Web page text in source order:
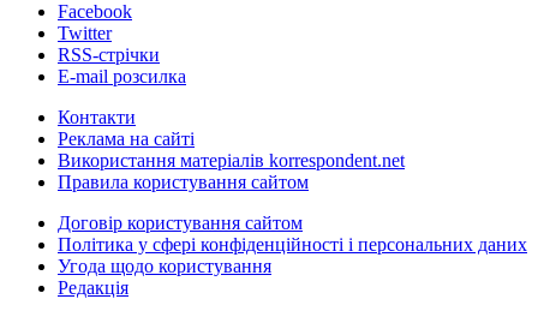
Facebook
Twitter
RSS-стрічки
E-mail розсилка
Контакти
Реклама на сайті
Використання матеріалів korrespondent.net
Правила користування сайтом
Договір користування сайтом
Політика у сфері конфіденційності і персональних даних
Угода щодо користування
Редакція